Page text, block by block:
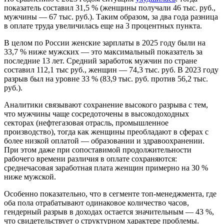
показатель составил 31,5 % (женщины получали 46 тыс. руб.,
мужчины — 67 тыс. руб.). Таким образом, за два года разница
в оплате труда увеличилась еще на 3 процентных пункта.
В целом по России женские зарплаты в 2025 году были на
33,7 % ниже мужских — это максимальный показатель за
последние 13 лет. Средний заработок мужчин по стране
составил 112,1 тыс руб., женщин — 74,3 тыс. руб. В 2023 году
разрыв был на уровне 33 % (83,9 тыс. руб. против 56,2 тыс.
руб.).
Аналитики связывают сохранение высокого разрыва с тем,
что мужчины чаще сосредоточены в высокодоходных
секторах (нефтегазовая отрасль, промышленное
производство), тогда как женщины преобладают в сферах с
более низкой оплатой — образовании и здравоохранении.
При этом даже при сопоставимой продолжительности
рабочего времени различия в оплате сохраняются:
среднечасовая заработная плата женщин примерно на 30 %
ниже мужской.
Особенно показательно, что в сегменте топ-менеджмента, где
оба пола отрабатывают одинаковое количество часов,
гендерный разрыв в доходах остается значительным — 43 %,
что свидетельствует о структурном характере проблемы.